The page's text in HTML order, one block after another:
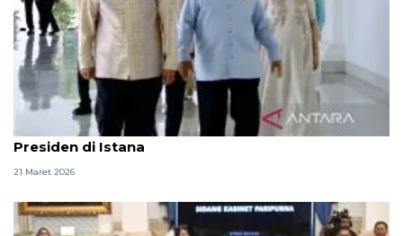
Jajaran menteri dan pejabat halalbihalal dengan
Presiden di Istana
21 Maret 2026